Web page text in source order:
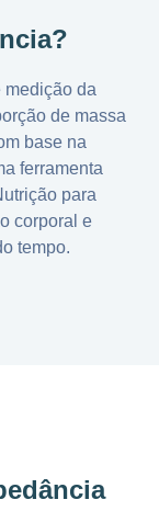
medição da
de massa
base na
ferramenta
para
corporal e
tempo.